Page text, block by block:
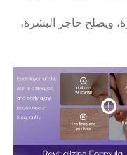
ويصلح حاجز البشرة،